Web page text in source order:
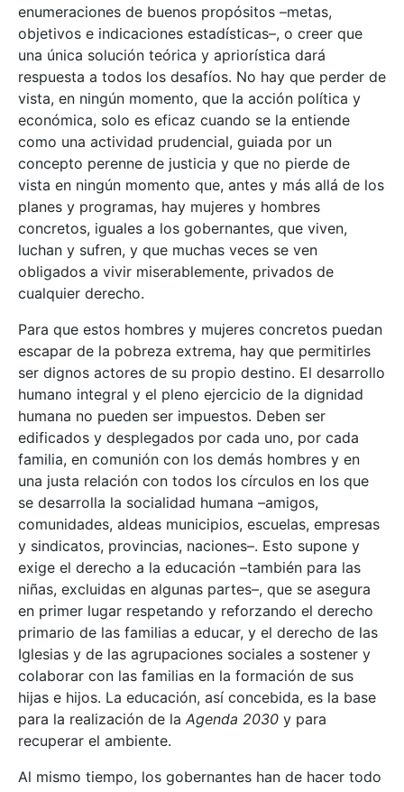
enumeraciones de buenos propósitos –metas,
objetivos e indicaciones estadísticas–, o creer que
una única solución teórica y apriorística dará
respuesta a todos los desafíos. No hay que perder de
vista, en ningún momento, que la acción política y
económica, solo es eficaz cuando se la entiende
como una actividad prudencial, guiada por un
concepto perenne de justicia y que no pierde de
vista en ningún momento que, antes y más allá de los
planes y programas, hay mujeres y hombres
concretos, iguales a los gobernantes, que viven,
luchan y sufren, y que muchas veces se ven
obligados a vivir miserablemente, privados de
cualquier derecho.
Para que estos hombres y mujeres concretos puedan
escapar de la pobreza extrema, hay que permitirles
ser dignos actores de su propio destino. El desarrollo
humano integral y el pleno ejercicio de la dignidad
humana no pueden ser impuestos. Deben ser
edificados y desplegados por cada uno, por cada
familia, en comunión con los demás hombres y en
una justa relación con todos los círculos en los que
se desarrolla la socialidad humana –amigos,
comunidades, aldeas municipios, escuelas, empresas
y sindicatos, provincias, naciones–. Esto supone y
exige el derecho a la educación –también para las
niñas, excluidas en algunas partes–, que se asegura
en primer lugar respetando y reforzando el derecho
primario de las familias a educar, y el derecho de las
Iglesias y de las agrupaciones sociales a sostener y
colaborar con las familias en la formación de sus
hijas e hijos. La educación, así concebida, es la base
para la realización de la Agenda 2030 y para
recuperar el ambiente.
Al mismo tiempo, los gobernantes han de hacer todo